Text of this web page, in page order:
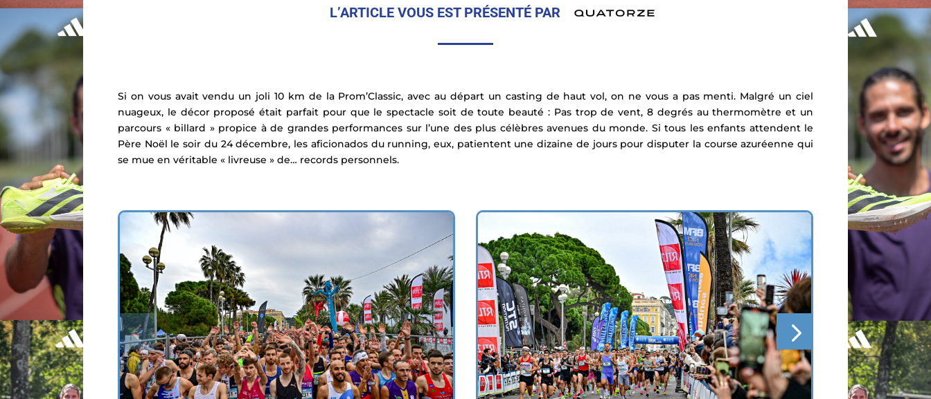
L’ARTICLE VOUS EST PRÉSENTÉ PAR
Si on vous avait vendu un joli 10 km de la Prom’Classic, avec au départ un casting de haut vol, on ne vous a pas menti. Malgré un ciel
nuageux, le décor proposé était parfait pour que le spectacle soit de toute beauté : Pas trop de vent, 8 degrés au thermomètre et un
parcours « billard » propice à de grandes performances sur l’une des plus célèbres avenues du monde. Si tous les enfants attendent le
Père Noël le soir du 24 décembre, les aficionados du running, eux, patientent une dizaine de jours pour disputer la course azuréenne qui
se mue en véritable « livreuse » de… records personnels.